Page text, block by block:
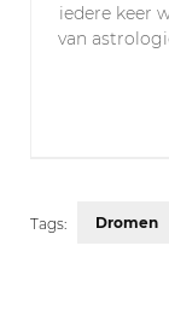
iedere keer
van
Tags: Dromen